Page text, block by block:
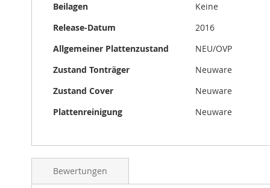
Beilagen
Keine
Release-Datum
2016
Allgemeiner Plattenzustand
NEU/OVP
Zustand Tonträger
Neuware
Zustand Cover
Neuware
Plattenreinigung
Neuware
Bewertungen